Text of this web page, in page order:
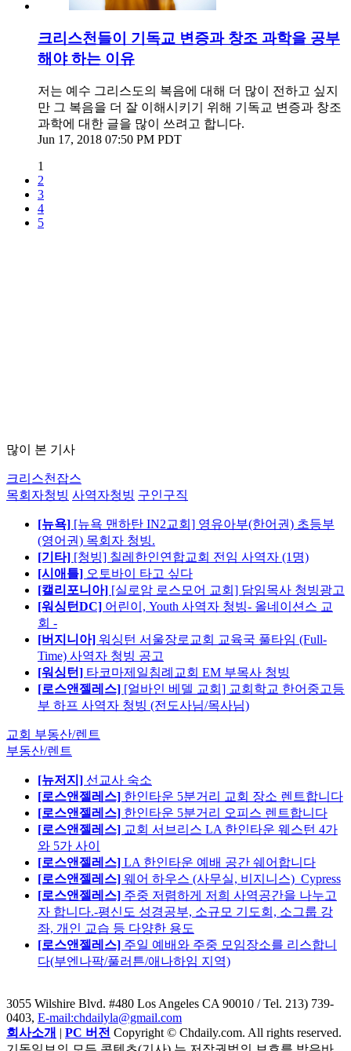
크리스천들이 기독교 변증과 창조 과학을 공부
해야 하는 이유
저는 예수 그리스도의 복음에 대해 더 많이 전하고 싶지
만 그 복음을 더 잘 이해시키기 위해 기독교 변증과 창조
과학에 대한 글을 많이 쓰려고 합니다.
Jun 17, 2018 07:50 PM PDT
1
2
3
4
5
많이 본 기사
크리스천잡스
목회자청빙 사역자청빙 구인구직
[뉴욕] [뉴욕 맨하탄 IN2교회] 영유아부(한어권) 초등부
(영어권) 목회자 청빙.
[기타] [청빙] 칠레한인연합교회 전임 사역자 (1명)
[시애틀] 오토바이 타고 싶다
[캘리포니아] [실로암 로스모어 교회] 담임목사 청빙광고
[워싱턴DC] 어린이, Youth 사역자 청빙- 올네이션스 교
회 -
[버지니아] 워싱턴 서울장로교회 교육국 풀타임 (Full-
Time) 사역자 청빙 공고
[워싱턴] 타코마제일침례교회 EM 부목사 청빙
[로스앤젤레스] [얼바인 베델 교회] 교회학교 한어중고등
부 하프 사역자 청빙 (전도사님/목사님)
교회 부동산/렌트
부동산/렌트
[뉴저지] 선교사 숙소
[로스앤젤레스] 한인타운 5분거리 교회 장소 렌트합니다
[로스앤젤레스] 한인타운 5분거리 오피스 렌트합니다
[로스앤젤레스] 교회 서브리스 LA 한인타운 웨스턴 4가
와 5가 사이
[로스앤젤레스] LA 한인타운 예배 공간 쉐어합니다
[로스앤젤레스] 웨어 하우스 (사무실, 비지니스)_Cypress
[로스앤젤레스] 주중 저렴하게 저희 사역공간을 나누고
자 합니다.-평신도 성경공부, 소규모 기도회, 소그룹 강
좌, 개인 교습 등 다양한 용도
[로스앤젤레스] 주일 예배와 주중 모임장소를 리스합니
다(부엔나팍/풀러튼/애나하임 지역)
3055 Wilshire Blvd. #480 Los Angeles CA 90010 / Tel. 213) 739-
0403, E-mail:chdailyla@gmail.com
회사소개 | PC 버전 Copyright © Chdaily.com. All rights reserved.